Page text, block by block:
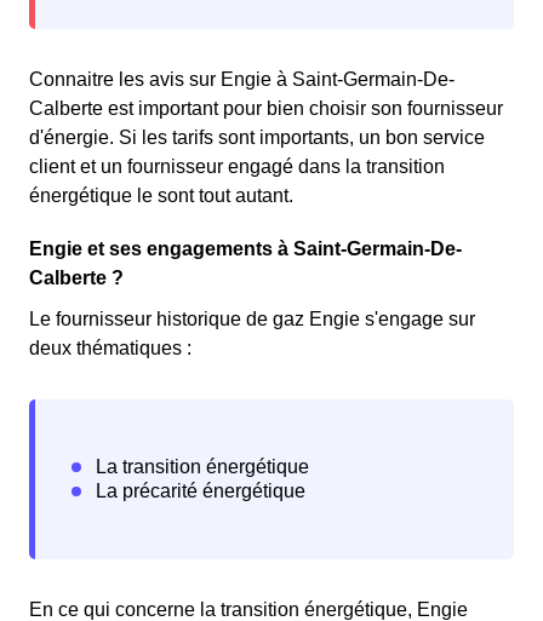
Connaitre les avis sur Engie à Saint-Germain-De-
Calberte est important pour bien choisir son fournisseur
d'énergie. Si les tarifs sont importants, un bon service
client et un fournisseur engagé dans la transition
énergétique le sont tout autant.
Engie et ses engagements à Saint-Germain-De-
Calberte ?
Le fournisseur historique de gaz Engie s'engage sur
deux thématiques :
En ce qui concerne la transition énergétique, Engie